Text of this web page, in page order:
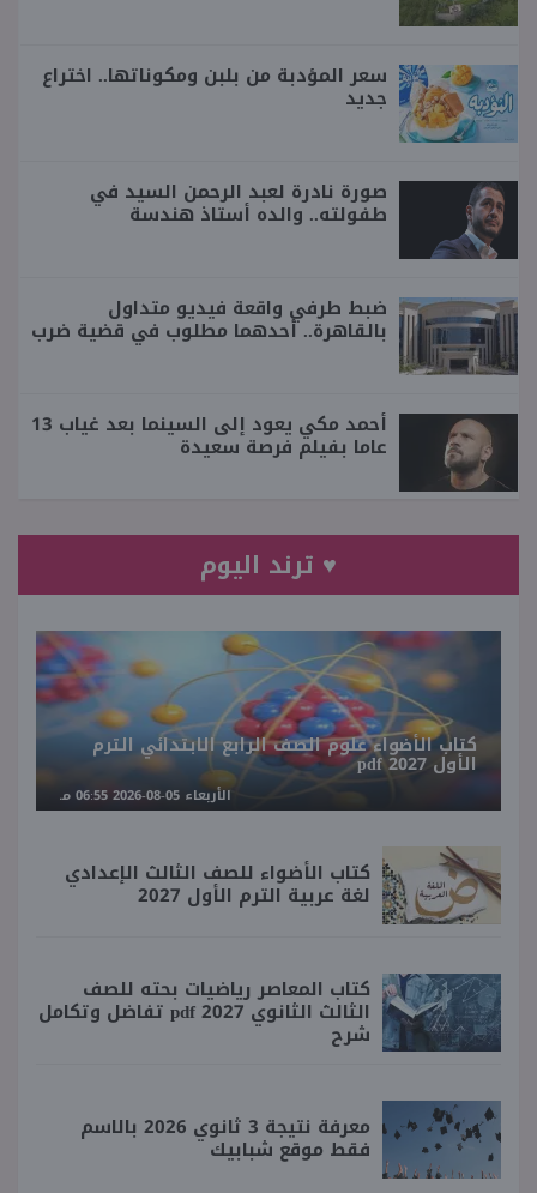
سعر المؤدبة من بلبن ومكوناتها.. اختراع
جديد
صورة نادرة لعبد الرحمن السيد في
طفولته.. والده أستاذ هندسة
ضبط طرفي واقعة فيديو متداول
بالقاهرة.. أحدهما مطلوب في قضية ضرب
أحمد مكي يعود إلى السينما بعد غياب 13
عاما بفيلم فرصة سعيدة
♥ ترند اليوم
كتاب الأضواء علوم الصف الرابع الابتدائي الترم
الأول 2027 pdf
الأربعاء 05-08-2026 06:55 مـ
كتاب الأضواء للصف الثالث الإعدادي
لغة عربية الترم الأول 2027
كتاب المعاصر رياضيات بحته للصف
الثالث الثانوي 2027 pdf تفاضل وتكامل
شرح
معرفة نتيجة 3 ثانوي 2026 بالاسم
فقط موقع شبابيك